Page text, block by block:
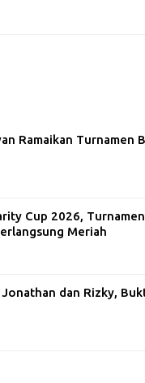
Ramaikan Turnamen
Cup 2026,
Meriah
dan Rizky,